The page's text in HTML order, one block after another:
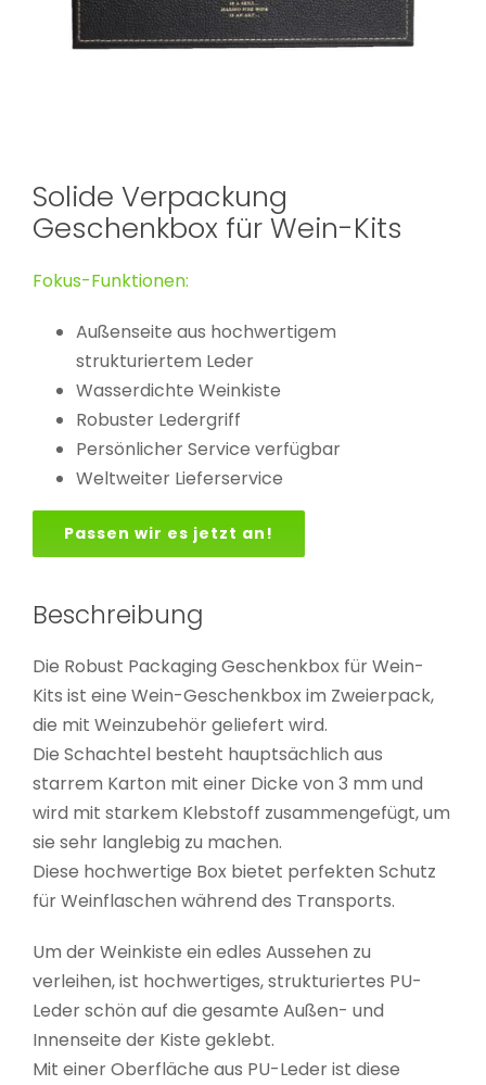
Solide Verpackung
Geschenkbox für Wein-Kits
Fokus-Funktionen:
Außenseite aus hochwertigem
strukturiertem Leder
Wasserdichte Weinkiste
Robuster Ledergriff
Persönlicher Service verfügbar
Weltweiter Lieferservice
Passen wir es jetzt an!
Beschreibung
Die Robust Packaging Geschenkbox für Wein-
Kits ist eine Wein-Geschenkbox im Zweierpack,
die mit Weinzubehör geliefert wird.
Die Schachtel besteht hauptsächlich aus
starrem Karton mit einer Dicke von 3 mm und
wird mit starkem Klebstoff zusammengefügt, um
sie sehr langlebig zu machen.
Diese hochwertige Box bietet perfekten Schutz
für Weinflaschen während des Transports.
Um der Weinkiste ein edles Aussehen zu
verleihen, ist hochwertiges, strukturiertes PU-
Leder schön auf die gesamte Außen- und
Innenseite der Kiste geklebt.
Mit einer Oberfläche aus PU-Leder ist diese